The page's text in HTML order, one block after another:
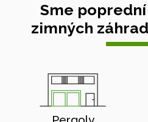
Sme
zimných